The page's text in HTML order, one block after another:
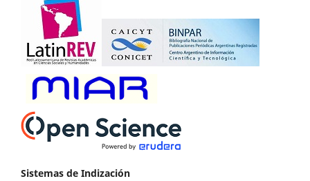
Sistemas de Indización